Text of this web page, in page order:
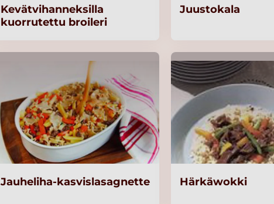
Kevätvihanneksilla
kuorrutettu broileri
Juustokala
Jauheliha-kasvislasagnette Härkäwokki